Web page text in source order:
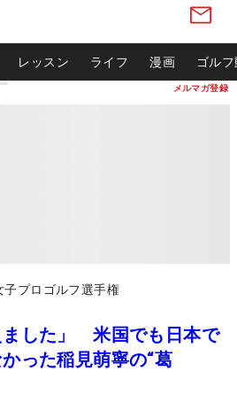
メルマガ登録
レッスン ライフ 漫画 ゴル
子プロゴルフ選手権
ました」 米国でも日本で
った稲見萌寧の“葛